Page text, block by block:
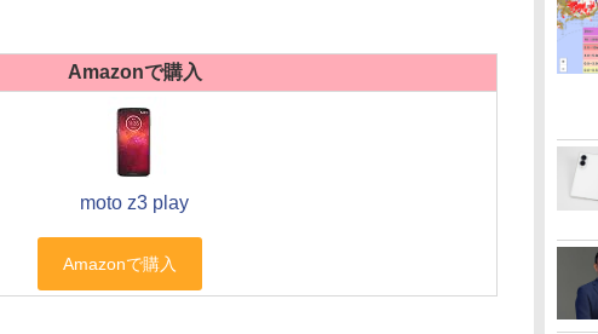
Amazonで購入
moto z3 play